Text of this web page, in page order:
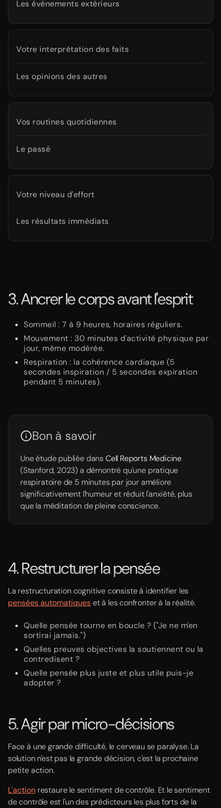
Les événements extérieurs
Votre interprétation des faits
Les opinions des autres
Vos routines quotidiennes
Le passé
Votre niveau d'effort
Les résultats immédiats
3. Ancrer le corps avant l'esprit
Sommeil : 7 à 9 heures, horaires réguliers.
Mouvement : 30 minutes d'activité physique par
jour, même modérée.
Respiration : la cohérence cardiaque (5
secondes inspiration / 5 secondes expiration
pendant 5 minutes).
Bon à savoir
Une étude publiée dans Cell Reports Medicine
(Stanford, 2023) a démontré qu'une pratique
respiratoire de 5 minutes par jour améliore
significativement l'humeur et réduit l'anxiété, plus
que la méditation de pleine conscience.
4. Restructurer la pensée
La restructuration cognitive consiste à identifier les
pensées automatiqueset à les confronter à la réalité.
Quelle pensée tourne en boucle ? ("Je ne m'en
sortirai jamais.")
Quelles preuves objectives la soutiennent ou la
contredisent ?
Quelle pensée plus juste et plus utile puis-je
adopter ?
5. Agir par micro-décisions
Face à une grande difficulté, le cerveau se paralyse. La
solution n'est pas la grande décision, c'est la prochaine
petite action.
L'action restaure le sentiment de contrôle. Et le sentiment
de contrôle est l'un des prédicteurs les plus forts de la